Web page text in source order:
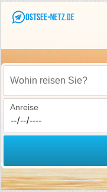
Wohin reisen Sie?
Anreise